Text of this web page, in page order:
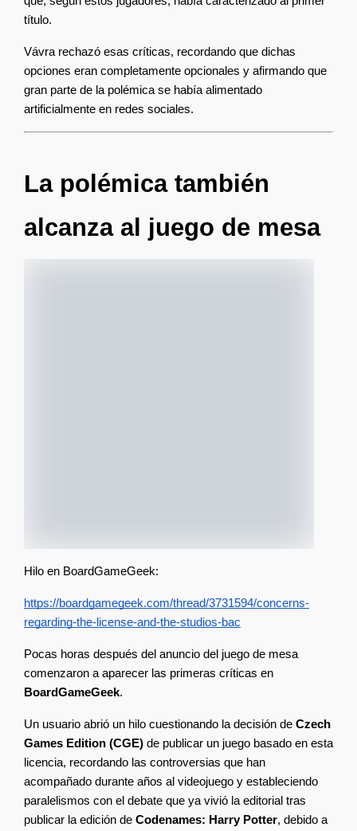
título.
Vávra rechazó esas críticas, recordando que dichas
opciones eran completamente opcionales y afirmando que
gran parte de la polémica se había alimentado
artificialmente en redes sociales.
La polémica también
alcanza al juego de mesa
Hilo en BoardGameGeek:
https://boardgamegeek.com/thread/3731594/concerns-
regarding-the-license-and-the-studios-bac
Pocas horas después del anuncio del juego de mesa
BoardGameGeek.
Un usuario abrió un hilo cuestionando la decisión de Czech
Games Edition (CGE) de publicar un juego basado en esta
licencia, recordando las controversias que han
acompañado durante años al videojuego y estableciendo
paralelismos con el debate que ya vivió la editorial tras
publicar la edición de Codenames: Harry Potter, debido a